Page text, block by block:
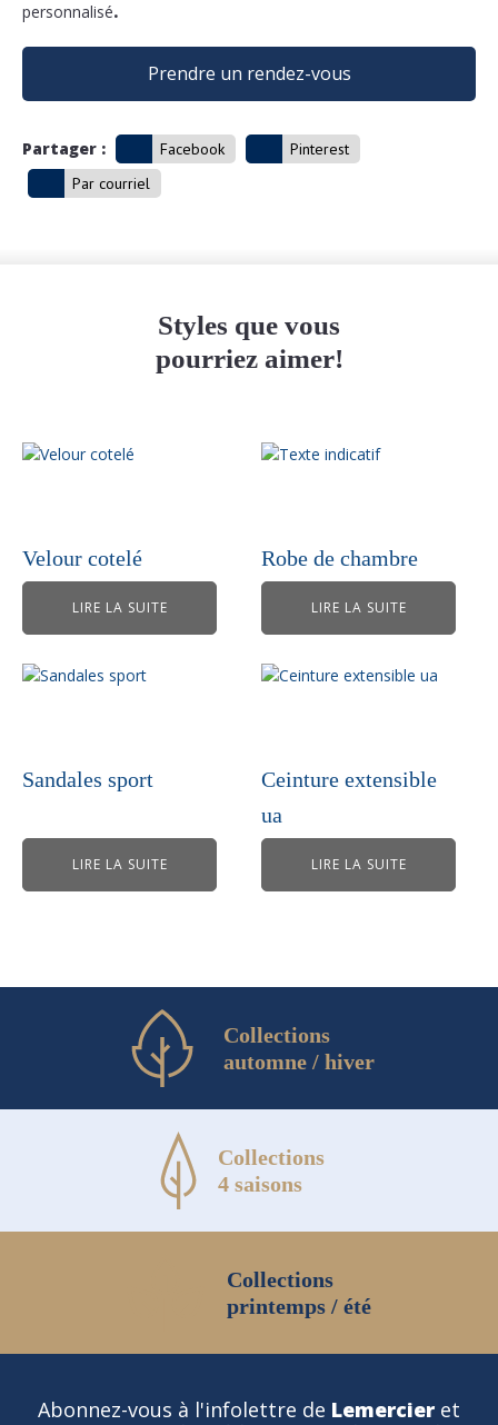
personnalisé.
Prendre un rendez-vous
Partager : Facebook
Pinterest
Par courriel
Styles que vous
pourriez aimer!
Velour cotelé
LIRE LA SUITE
Robe de chambre
LIRE LA SUITE
Sandales sport
LIRE LA SUITE
Ceinture extensible
ua
LIRE LA SUITE
Collections
automne / hiver
Collections
4 saisons
Collections
printemps / été
Abonnez-vous à l'infolettre de Lemercier et